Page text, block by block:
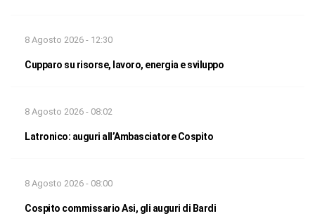
8 Agosto 2026 - 12:30
Cupparo su risorse, lavoro, energia e sviluppo
8 Agosto 2026 - 08:02
Latronico: auguri all’Ambasciatore Cospito
8 Agosto 2026 - 08:00
Cospito commissario Asi, gli auguri di Bardi